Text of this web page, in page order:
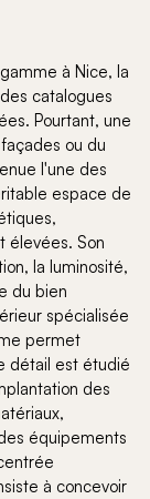
à Nice, la
catalogues
Pourtant, une
ou du
l'une des
espace de
élevées. Son
la luminosité,
du bien
spécialisée
permet
détail est étudié
des
équipements
à concevoir